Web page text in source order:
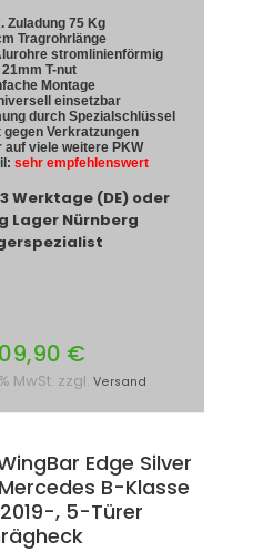
Zuladung 75 Kg
Tragrohrlänge
stromlinienförmig
21mm T-nut
Montage
einsetzbar
durch Spezialschlüssel
gegen Verkratzungen
auf viele weitere PKW
sehr empfehlenswert
Werktage (DE) oder
Lager Nürnberg
€
MwSt. zzgl. Versand
Edge Silver
B-Klasse
, 5-Türer